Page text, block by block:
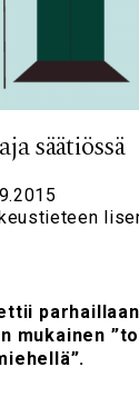
säätiössä
mukainen